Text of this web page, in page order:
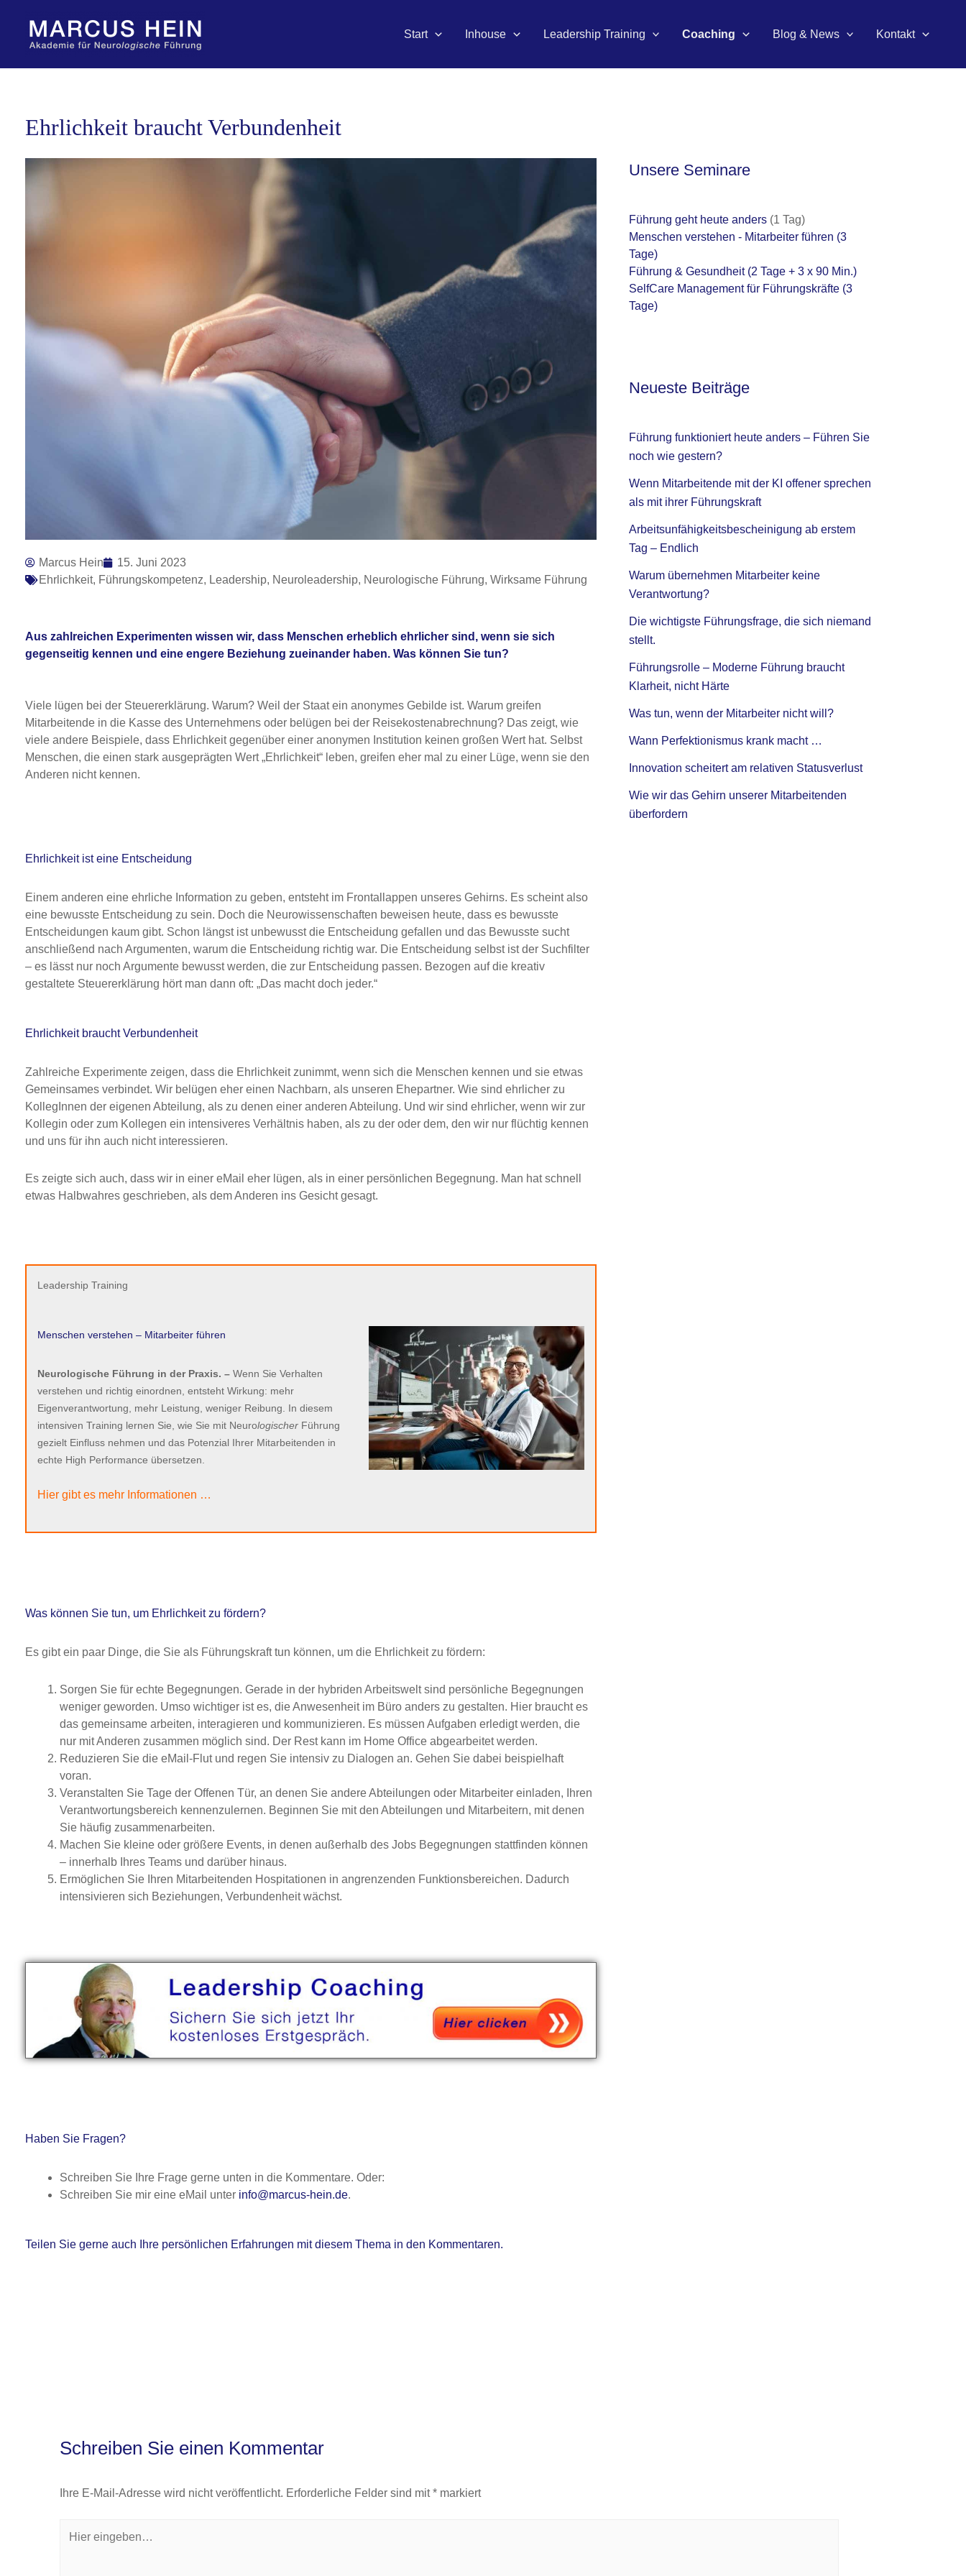
springen
Start Inhouse Leadership Training Coaching Blog & News Kontakt
Ehrlichkeit braucht Verbundenheit
Marcus Hein
15. Juni 2023
Ehrlichkeit, Führungskompetenz, Leadership, Neuroleadership, Neurologische Führung, Wirksame Führung
Aus zahlreichen Experimenten wissen wir, dass Menschen erheblich ehrlicher sind, wenn sie sich
gegenseitig kennen und eine engere Beziehung zueinander haben. Was können Sie tun?
Viele lügen bei der Steuererklärung. Warum? Weil der Staat ein anonymes Gebilde ist. Warum greifen
Mitarbeitende in die Kasse des Unternehmens oder belügen bei der Reisekostenabrechnung? Das zeigt, wie
viele andere Beispiele, dass Ehrlichkeit gegenüber einer anonymen Institution keinen großen Wert hat. Selbst
Menschen, die einen stark ausgeprägten Wert „Ehrlichkeit“ leben, greifen eher mal zu einer Lüge, wenn sie den
Anderen nicht kennen.
Ehrlichkeit ist eine Entscheidung
Einem anderen eine ehrliche Information zu geben, entsteht im Frontallappen unseres Gehirns. Es scheint also
eine bewusste Entscheidung zu sein. Doch die Neurowissenschaften beweisen heute, dass es bewusste
Entscheidungen kaum gibt. Schon längst ist unbewusst die Entscheidung gefallen und das Bewusste sucht
anschließend nach Argumenten, warum die Entscheidung richtig war. Die Entscheidung selbst ist der Suchfilter
– es lässt nur noch Argumente bewusst werden, die zur Entscheidung passen. Bezogen auf die kreativ
gestaltete Steuererklärung hört man dann oft: „Das macht doch jeder.“
Ehrlichkeit braucht Verbundenheit
Zahlreiche Experimente zeigen, dass die Ehrlichkeit zunimmt, wenn sich die Menschen kennen und sie etwas
Gemeinsames verbindet. Wir belügen eher einen Nachbarn, als unseren Ehepartner. Wie sind ehrlicher zu
KollegInnen der eigenen Abteilung, als zu denen einer anderen Abteilung. Und wir sind ehrlicher, wenn wir zur
Kollegin oder zum Kollegen ein intensiveres Verhältnis haben, als zu der oder dem, den wir nur flüchtig kennen
und uns für ihn auch nicht interessieren.
Es zeigte sich auch, dass wir in einer eMail eher lügen, als in einer persönlichen Begegnung. Man hat schnell
etwas Halbwahres geschrieben, als dem Anderen ins Gesicht gesagt.
Leadership Training
Menschen verstehen – Mitarbeiter führen
Neurologische Führung in der Praxis. – Wenn Sie Verhalten
verstehen und richtig einordnen, entsteht Wirkung: mehr
Eigenverantwortung, mehr Leistung, weniger Reibung. In diesem
intensiven Training lernen Sie, wie Sie mit Neurologischer Führung
gezielt Einfluss nehmen und das Potenzial Ihrer Mitarbeitenden in
echte High Performance übersetzen.
Hier gibt es mehr Informationen …
Was können Sie tun, um Ehrlichkeit zu fördern?
Es gibt ein paar Dinge, die Sie als Führungskraft tun können, um die Ehrlichkeit zu fördern:
Sorgen Sie für echte Begegnungen. Gerade in der hybriden Arbeitswelt sind persönliche Begegnungen
weniger geworden. Umso wichtiger ist es, die Anwesenheit im Büro anders zu gestalten. Hier braucht es
das gemeinsame arbeiten, interagieren und kommunizieren. Es müssen Aufgaben erledigt werden, die
nur mit Anderen zusammen möglich sind. Der Rest kann im Home Office abgearbeitet werden.
Reduzieren Sie die eMail-Flut und regen Sie intensiv zu Dialogen an. Gehen Sie dabei beispielhaft
voran.
Veranstalten Sie Tage der Offenen Tür, an denen Sie andere Abteilungen oder Mitarbeiter einladen, Ihren
Verantwortungsbereich kennenzulernen. Beginnen Sie mit den Abteilungen und Mitarbeitern, mit denen
Sie häufig zusammenarbeiten.
Machen Sie kleine oder größere Events, in denen außerhalb des Jobs Begegnungen stattfinden können
– innerhalb Ihres Teams und darüber hinaus.
Ermöglichen Sie Ihren Mitarbeitenden Hospitationen in angrenzenden Funktionsbereichen. Dadurch
intensivieren sich Beziehungen, Verbundenheit wächst.
Haben Sie Fragen?
Schreiben Sie Ihre Frage gerne unten in die Kommentare. Oder:
Schreiben Sie mir eine eMail unter info@marcus-hein.de.
Teilen Sie gerne auch Ihre persönlichen Erfahrungen mit diesem Thema in den Kommentaren.
Unsere Seminare
Führung geht heute anders (1 Tag)
Menschen verstehen - Mitarbeiter führen (3
Tage)
Führung & Gesundheit(2 Tage + 3 x 90 Min.)
SelfCare Management für Führungskräfte (3
Tage)
Neueste Beiträge
Führung funktioniert heute anders – Führen Sie
noch wie gestern?
Wenn Mitarbeitende mit der KI offener sprechen
als mit ihrer Führungskraft
Arbeitsunfähigkeitsbescheinigung ab erstem
Tag – Endlich
Warum übernehmen Mitarbeiter keine
Verantwortung?
Die wichtigste Führungsfrage, die sich niemand
stellt.
Führungsrolle – Moderne Führung braucht
Klarheit, nicht Härte
Was tun, wenn der Mitarbeiter nicht will?
Wann Perfektionismus krank macht …
Innovation scheitert am relativen Statusverlust
Wie wir das Gehirn unserer Mitarbeitenden
überfordern
Schreiben Sie einen Kommentar
Ihre E-Mail-Adresse wird nicht veröffentlicht. Erforderliche Felder sind mit* markiert
eingeben…